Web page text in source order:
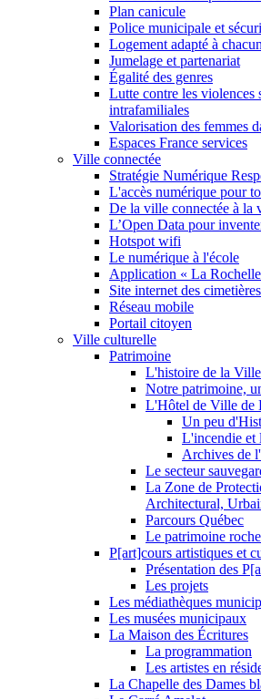
Plan canicule
Police municipale et
Logement adapté à
Jumelage et partenariat
Égalité des genres
Lutte contre les violences
intrafamiliales
Valorisation des femmes
Espaces France services
Ville connectée
Stratégie Numérique
L'accès numérique pour
De la ville connectée à la
L’Open Data pour
Hotspot wifi
Le numérique à l'école
Application « La
Site internet des cimetières
Réseau mobile
Portail citoyen
Ville culturelle
Patrimoine
L'histoire de la
Notre patrimoine,
L'Hôtel de Ville de
Un peu
L'incendie et
Archives de
Le secteur
La Zone de
Architectural,
Parcours Québec
Le patrimoine
P[art]cours artistiques et
Présentation des
Les projets
Les médiathèques
Les musées municipaux
La Maison des Écritures
La programmation
Les artistes en
La Chapelle des Dames